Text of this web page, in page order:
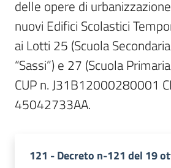
delle opere di
nuovi Edifici Scolastici
ai Lotti 25 (Scuola
“Sassi”) e 27 (Scuola
CUP n. J31B12000280001
121 - Decreto n-121 del 19